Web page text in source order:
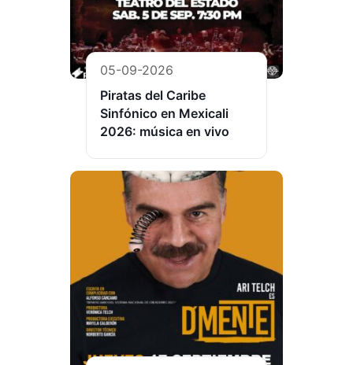
05-09-2026
Piratas del Caribe
Sinfónico en Mexicali
2026: música en vivo